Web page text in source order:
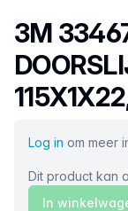
3M
Log in om meer
Dit product kan
In